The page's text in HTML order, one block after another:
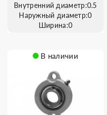
Внутренний диаметр:0.5
Наружный диаметр:0
Ширина:0
В наличии